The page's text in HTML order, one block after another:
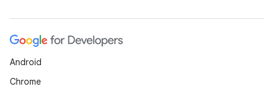
Android
Chrome